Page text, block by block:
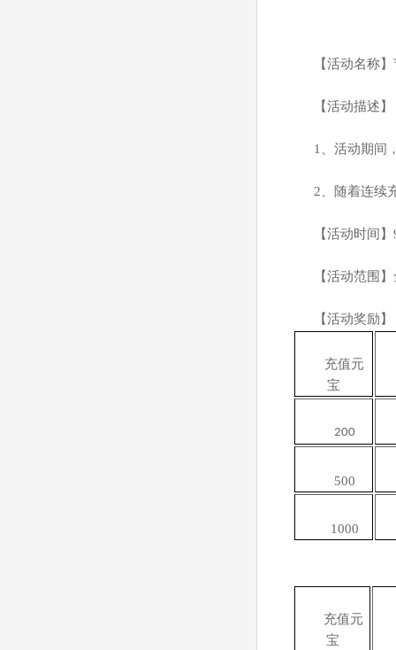
【活动名称
【活动描述】
1 、活动期
2 、随着连
【活动时间】
【活动范围
【活动奖励】
充值元
宝
200
500
1000
充值元
宝